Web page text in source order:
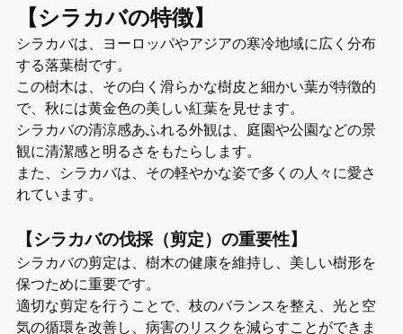
【シラカバの特徴】
シラカバは、ヨーロッパやアジアの寒冷地域に広く分布
する落葉樹です。
この樹木は、その白く滑らかな樹皮と細かい葉が特徴的
で、秋には黄金色の美しい紅葉を見せます。
シラカバの清涼感あふれる外観は、庭園や公園などの景
観に清潔感と明るさをもたらします。
また、シラカバは、その軽やかな姿で多くの人々に愛さ
れています。
【シラカバの伐採（剪定）の重要性】
シラカバの剪定は、樹木の健康を維持し、美しい樹形を
保つために重要です。
適切な剪定を行うことで、枝のバランスを整え、光と空
気の循環を改善し、病害のリスクを減らすことができま